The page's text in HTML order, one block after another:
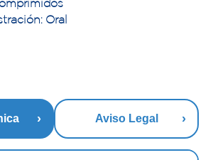
Oral
Aviso Legal